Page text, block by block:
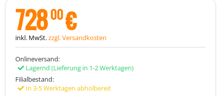
72800€
inkl. MwSt.zzgl. Versandkosten
Onlineversand:
Lagernd (Lieferung in 1-2 Werktagen)
Filialbestand:
In 3-5 Werktagen abholbereit